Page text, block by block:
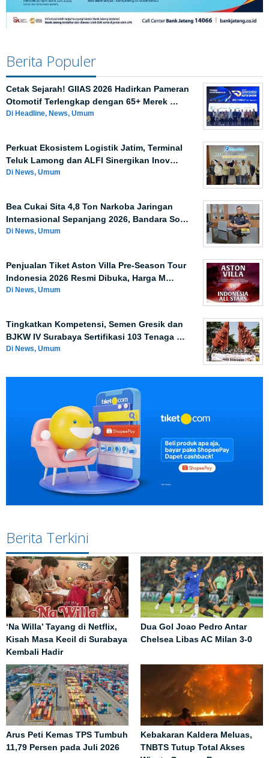
Berita Populer
Cetak Sejarah! GIIAS 2026 Hadirkan Pameran
Otomotif Terlengkap dengan 65+ Merek …
Di Headline, News, Umum
Perkuat Ekosistem Logistik Jatim, Terminal
Teluk Lamong dan ALFI Sinergikan Inov…
Di News, Umum
Bea Cukai Sita 4,8 Ton Narkoba Jaringan
Internasional Sepanjang 2026, Bandara So…
Di News, Umum
Penjualan Tiket Aston Villa Pre-Season Tour
Indonesia 2026 Resmi Dibuka, Harga M…
Di News, Umum
Tingkatkan Kompetensi, Semen Gresik dan
BJKW IV Surabaya Sertifikasi 103 Tenaga …
Di News, Umum
Berita Terkini
‘Na Willa’ Tayang di Netflix,
Kisah Masa Kecil di Surabaya
Kembali Hadir
Dua Gol Joao Pedro Antar
Chelsea Libas AC Milan 3-0
Arus Peti Kemas TPS Tumbuh
11,79 Persen pada Juli 2026
Kebakaran Kaldera Meluas,
TNBTS Tutup Total Akses